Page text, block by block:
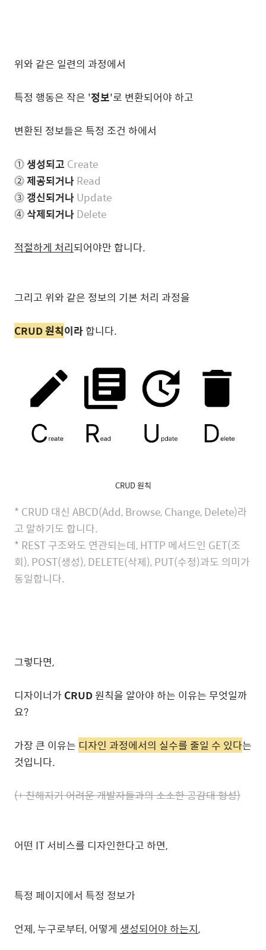
위와 같은 일련의 과정에서
특정 행동은 작은 '정보'로 변환되어야 하고
변환된 정보들은 특정 조건 하에서
⓵생성되고 Create
⓶제공되거나Read
⓷갱신되거나Update
⓸삭제되거나Delete
적절하게 처리되어야만 합니다.
그리고 위와 같은 정보의 기본 처리 과정을
CRUD 원칙이라합니다.
CRUD 원칙
* CRUD 대신 ABCD(Add, Browse, Change, Delete)라
고 말하기도 합니다.
* REST 구조와도 연관되는데, HTTP 메서드인 GET(조
회), POST(생성), DELETE(삭제), PUT(수정)과도 의미가
동일합니다.
그렇다면,
디자이너가 CRUD원칙을 알아야 하는 이유는 무엇일까
요?
가장 큰 이유는 디자인 과정에서의 실수를 줄일 수 있다는
것입니다.
(+ 친해지기 어려운 개발자들과의 소소한 공감대 형성)
어떤 IT 서비스를 디자인한다고 하면,
특정 페이지에서 특정 정보가
언제, 누구로부터, 어떻게 생성되어야 하는지,